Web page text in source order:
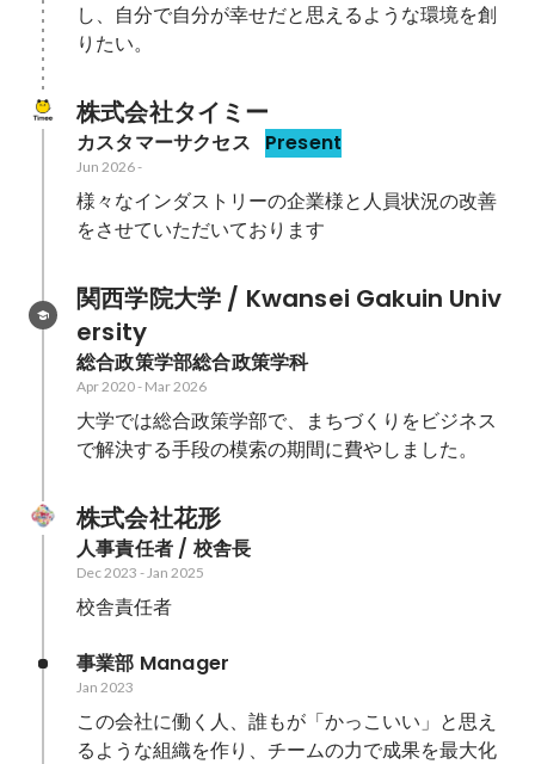
し、自分で自分が幸せだと思えるような環境を創
りたい。
株式会社タイミー
カスタマーサクセス Present
Jun 2026-
様々なインダストリーの企業様と人員状況の改善
をさせていただいております
関西学院大学 / Kwansei Gakuin Univ
ersity
総合政策学部総合政策学科
Apr 2020- Mar 2026
大学では総合政策学部で、まちづくりをビジネス
で解決する手段の模索の期間に費やしました。
株式会社花形
人事責任者 / 校舎長
Dec 2023 - Jan 2025
校舎責任者
事業部 Manager
Jan 2023
この会社に働く人、誰もが「かっこいい」と思え
るような組織を作り、チームの力で成果を最大化